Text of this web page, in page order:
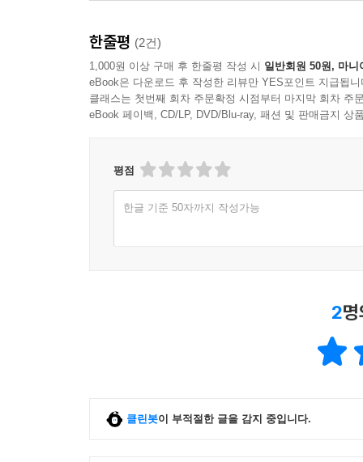
한줄평 (2건)
1,000원 이상 구매 후 한줄평 작성 시 일반회원 50원, 마니
eBook은 다운로드 후 작성한 리뷰만 YES포인트 지급됩니
클래스는 첫번째 회차 주문확정 시점부터 마지막 회차 주
eBook 페이백, CD/LP, DVD/Blu-ray, 패션 및 판매금지 상
평점
한글 기준 50자까지 작성가능
2
클린봇이 부적절한 글을 감지 중입니다.